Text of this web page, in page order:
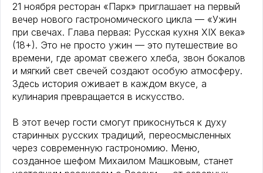
21 ноября ресторан «Парк» приглашает на первый
вечер нового гастрономического цикла — «Ужин
при свечах. Глава первая: Русская кухня XIX века»
(18+). Это не просто ужин — это путешествие во
времени, где аромат свежего хлеба, звон бокалов
и мягкий свет свечей создают особую атмосферу.
Здесь история оживает в каждом вкусе, а
кулинария превращается в искусство.
В этот вечер гости смогут прикоснуться к духу
старинных русских традиций, переосмысленных
через современную гастрономию. Меню,
созданное шефом Михаилом Машковым, станет